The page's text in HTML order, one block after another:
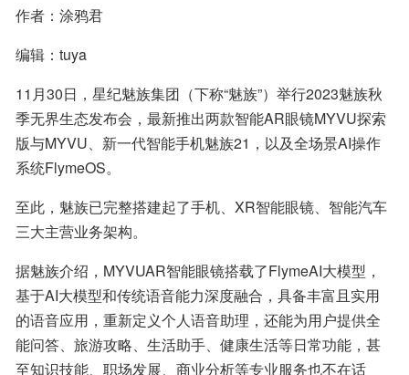
作者：涂鸦君
编辑：tuya
11月30日，星纪魅族集团（下称“魅族”）举行2023魅族秋
季无界生态发布会，最新推出两款智能AR眼镜MYVU探索
版与MYVU、新一代智能手机魅族21，以及全场景AI操作
系统FlymeOS。
至此，魅族已完整搭建起了手机、XR智能眼镜、智能汽车
三大主营业务架构。
据魅族介绍，MYVUAR智能眼镜搭载了FlymeAI大模型，
基于AI大模型和传统语音能力深度融合，具备丰富且实用
的语音应用，重新定义个人语音助理，还能为用户提供全
能问答、旅游攻略、生活助手、健康生活等日常功能，甚
至知识技能、职场发展、商业分析等专业服务也不在话